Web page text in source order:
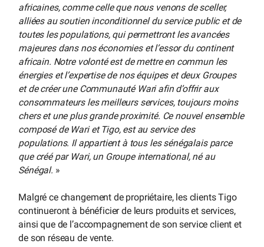
africaines, comme celle que nous venons de sceller,
alliées au soutien inconditionnel du service public et de
toutes les populations, qui permettront les avancées
majeures dans nos économies et l’essor du continent
africain. Notre volonté est de mettre en commun les
énergies et l’expertise de nos équipes et deux Groupes
et de créer une Communauté Wari afin d’offrir aux
consommateurs les meilleurs services, toujours moins
chers et une plus grande proximité. Ce nouvel ensemble
composé de Wari et Tigo, est au service des
populations. Il appartient à tous les sénégalais parce
que créé par Wari, un Groupe international, né au
Sénégal. »
Malgré ce changement de propriétaire, les clients Tigo
continueront à bénéficier de leurs produits et services,
ainsi que de l’accompagnement de son service client et
de son réseau de vente.